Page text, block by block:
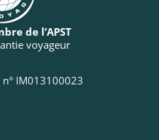
de l’APST
voyageur
n° IM013100023